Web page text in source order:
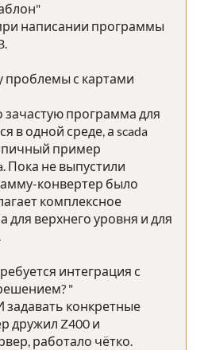
написании программы
проблемы с картами
программа для
в одной среде, а scada
пример
Пока не выпустили
конвертер было
комплексное
верхнего уровня и для
интеграция с
"
задавать конкретные
дружил Z400 и
работало чётко.